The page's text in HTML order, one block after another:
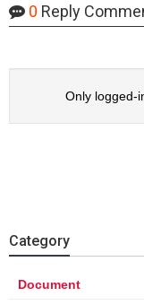
0 Reply
Only logged-
Category
Document